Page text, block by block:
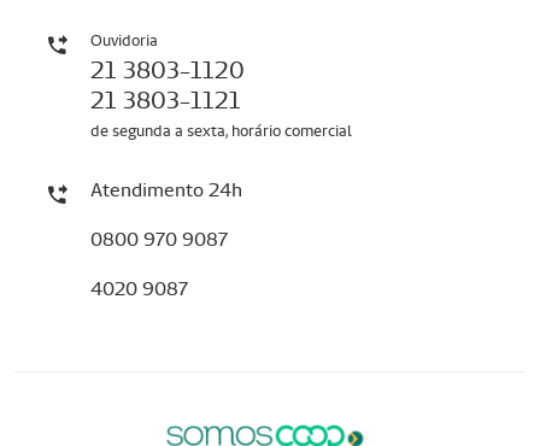
Ouvidoria
21 3803-1120
21 3803-1121
de segunda a sexta, horário comercial
Atendimento 24h
0800 970 9087
4020 9087